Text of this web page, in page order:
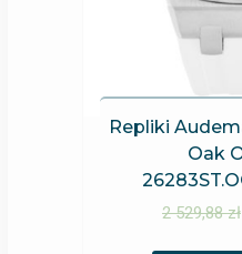
Repliki
Oak
2 529,88zł